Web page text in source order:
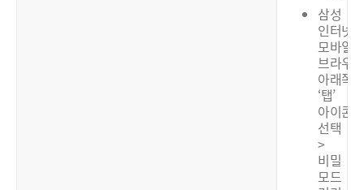
삼성
인터넷:
모바일
브라우저
아래쪽
‘탭’
아이콘
선택
>
비밀
모드